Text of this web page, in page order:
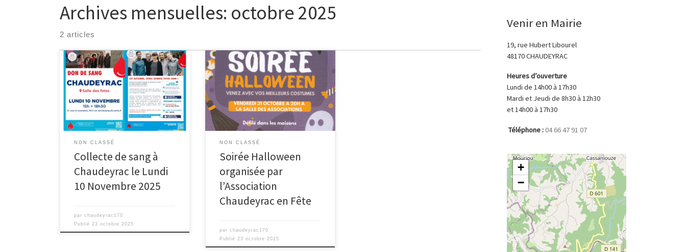
Archives mensuelles: octobre 2025
2 articles
DON DE SANG A CHAUDEYRAC LUNDI
10 NOVEMBRE – Salle des fêtes – 15H
– 18H30 Privilégiez la prise de
rendez-vous : https://efs.link/y2eXz 1
don de sang, c’est 3 vies sauvées car
les équipes de l’EFS récupère les
globules rouges, le plasma et les
soigner 3 […]
NON CLASSÉ
Collecte de sang à
Chaudeyrac le Lundi
10 Novembre 2025
parchaudeyrac170
Publié23 octobre 2025
Des bonbons ou un sort ! Prenez
garde à vous, les petits monstres
seront de sortie dans la soirée du
Vendredi 31 Octobre 2025 !
NON CLASSÉ
Soirée Halloween
organisée par
l’Association
Chaudeyrac en Fête
parchaudeyrac170
Publié23 octobre 2025
Venir en Mairie
19, rue Hubert Libourel
48170 CHAUDEYRAC
Heures d’ouverture
Lundi de 14h00 à 17h30
Mardi et Jeudi de 8h30 à 12h30
et 14h00 à 17h30
Téléphone :04 66 47 91 07
+
−